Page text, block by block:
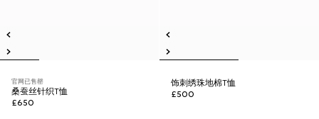
官网已售罄
桑蚕丝针织T恤
£650
饰刺绣珠地棉T恤
£500